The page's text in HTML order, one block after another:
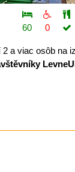
60 0
a viac osôb na